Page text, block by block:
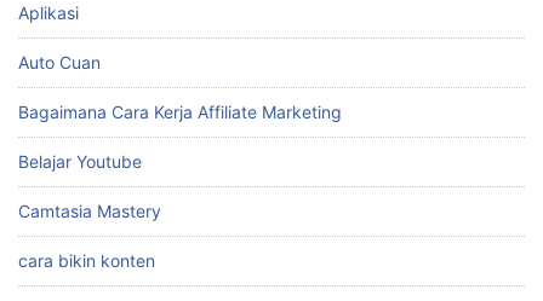
Aplikasi
Auto Cuan
Bagaimana Cara Kerja Affiliate Marketing
Belajar Youtube
Camtasia Mastery
cara bikin konten